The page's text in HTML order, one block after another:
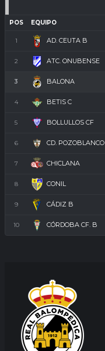
POS EQUIPO
1 AD. CEUTA B
2 ATC. ONUBENSE
3 BALONA
4 BETIS C
5 BOLLULLOS CF
6 CD. POZOBLANCO
7 CHICLANA
8 CONIL
9 CÁDIZ B
10 CÓRDOBA CF. B